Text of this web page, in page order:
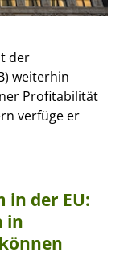
der
weiterhin
Profitabilität
verfüge er
in der EU:
in